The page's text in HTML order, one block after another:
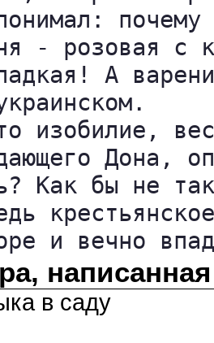
почему
- розовая с
А
изобилие,
Дона,
Как бы не
и вечно
в саду